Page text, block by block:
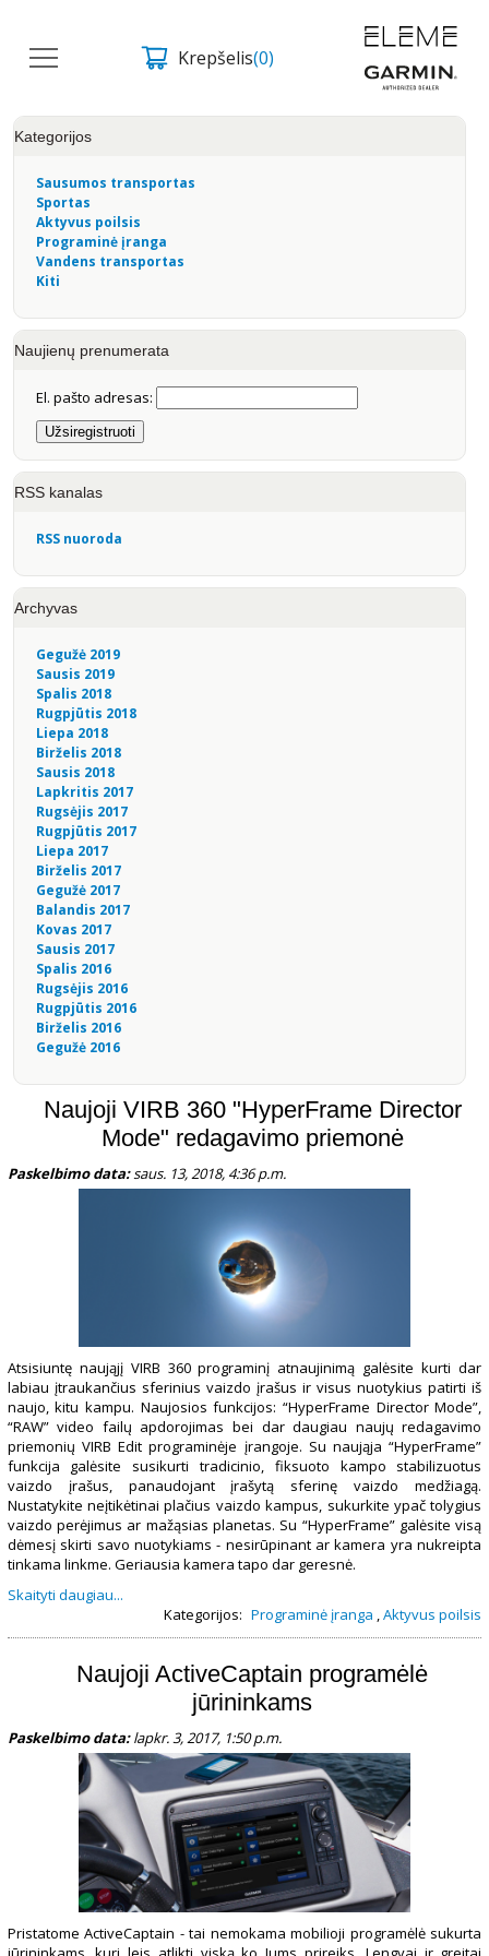
Krepšelis(0)
Kategorijos
Sausumos transportas
Sportas
Aktyvus poilsis
Programinė įranga
Vandens transportas
Kiti
Naujienų prenumerata
El. pašto adresas:
RSS kanalas
RSS nuoroda
Archyvas
Gegužė 2019
Sausis 2019
Spalis 2018
Rugpjūtis 2018
Liepa 2018
Birželis 2018
Sausis 2018
Lapkritis 2017
Rugsėjis 2017
Rugpjūtis 2017
Liepa 2017
Birželis 2017
Gegužė 2017
Balandis 2017
Kovas 2017
Sausis 2017
Spalis 2016
Rugsėjis 2016
Rugpjūtis 2016
Birželis 2016
Gegužė 2016
Naujoji VIRB 360 "HyperFrame Director
Mode" redagavimo priemonė
Paskelbimo data:saus. 13, 2018, 4:36 p.m.
Atsisiuntę naująjį VIRB 360 programinį atnaujinimą galėsite kurti dar
labiau įtraukančius sferinius vaizdo įrašus ir visus nuotykius patirti iš
naujo, kitu kampu. Naujosios funkcijos: “HyperFrame Director Mode”,
“RAW” video failų apdorojimas bei dar daugiau naujų redagavimo
priemonių VIRB Edit programinėje įrangoje. Su naująja “HyperFrame”
funkcija galėsite susikurti tradicinio, fiksuoto kampo stabilizuotus
vaizdo įrašus, panaudojant įrašytą sferinę vaizdo medžiagą.
Nustatykite neįtikėtinai plačius vaizdo kampus, sukurkite ypač tolygius
vaizdo perėjimus ar mažąsias planetas. Su “HyperFrame” galėsite visą
dėmesį skirti savo nuotykiams - nesirūpinant ar kamera yra nukreipta
tinkama linkme. Geriausia kamera tapo dar geresnė.
Skaityti daugiau...
Kategorijos: Programinė įranga ,Aktyvus poilsis
Naujoji ActiveCaptain programėlė
jūrininkams
Paskelbimo data:lapkr. 3, 2017, 1:50 p.m.
Pristatome ActiveCaptain - tai nemokama mobilioji programėlė sukurta